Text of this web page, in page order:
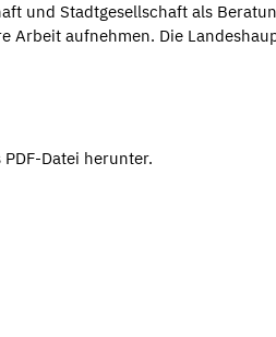
und Stadtgesellschaft als
Arbeit aufnehmen. Die
Datei herunter.